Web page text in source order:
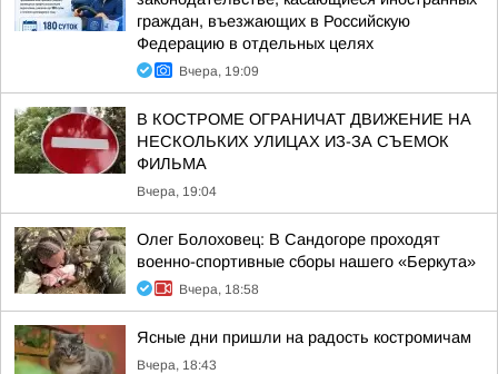
граждан, въезжающих в Российскую
Федерацию в отдельных целях
Вчера, 19:09
В КОСТРОМЕ ОГРАНИЧАТ ДВИЖЕНИЕ НА
НЕСКОЛЬКИХ УЛИЦАХ ИЗ-ЗА СЪЕМОК
ФИЛЬМА
Вчера, 19:04
Олег Болоховец: В Сандогоре проходят
военно-спортивные сборы нашего «Беркута»
Вчера, 18:58
Ясные дни пришли на радость костромичам
Вчера, 18:43